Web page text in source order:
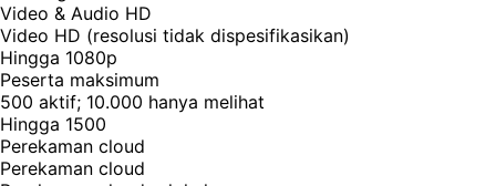
Video & Audio HD
Video HD (resolusi tidak dispesifikasikan)
Hingga 1080p
Peserta maksimum
500 aktif; 10.000 hanya melihat
Hingga 1500
Perekaman cloud
Perekaman cloud